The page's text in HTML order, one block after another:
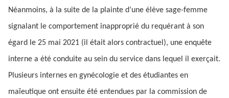
Néanmoins, à la suite de la plainte d’une élève sage-femme
signalant le comportement inapproprié du requérant à son
égard le 25 mai 2021 (il était alors contractuel), une enquête
interne a été conduite au sein du service dans lequel il exerçait.
Plusieurs internes en gynécologie et des étudiantes en
maïeutique ont ensuite été entendues par la commission de